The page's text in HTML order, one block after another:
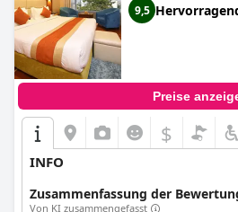
9,5
Preise
$
INFO
Zusammenfassung der
Von KI zusammengefasst